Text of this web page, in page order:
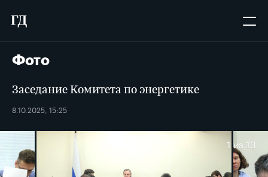
Фото
Заседание Комитета по энергетике
8.10.2025, 15:25
1 из 13